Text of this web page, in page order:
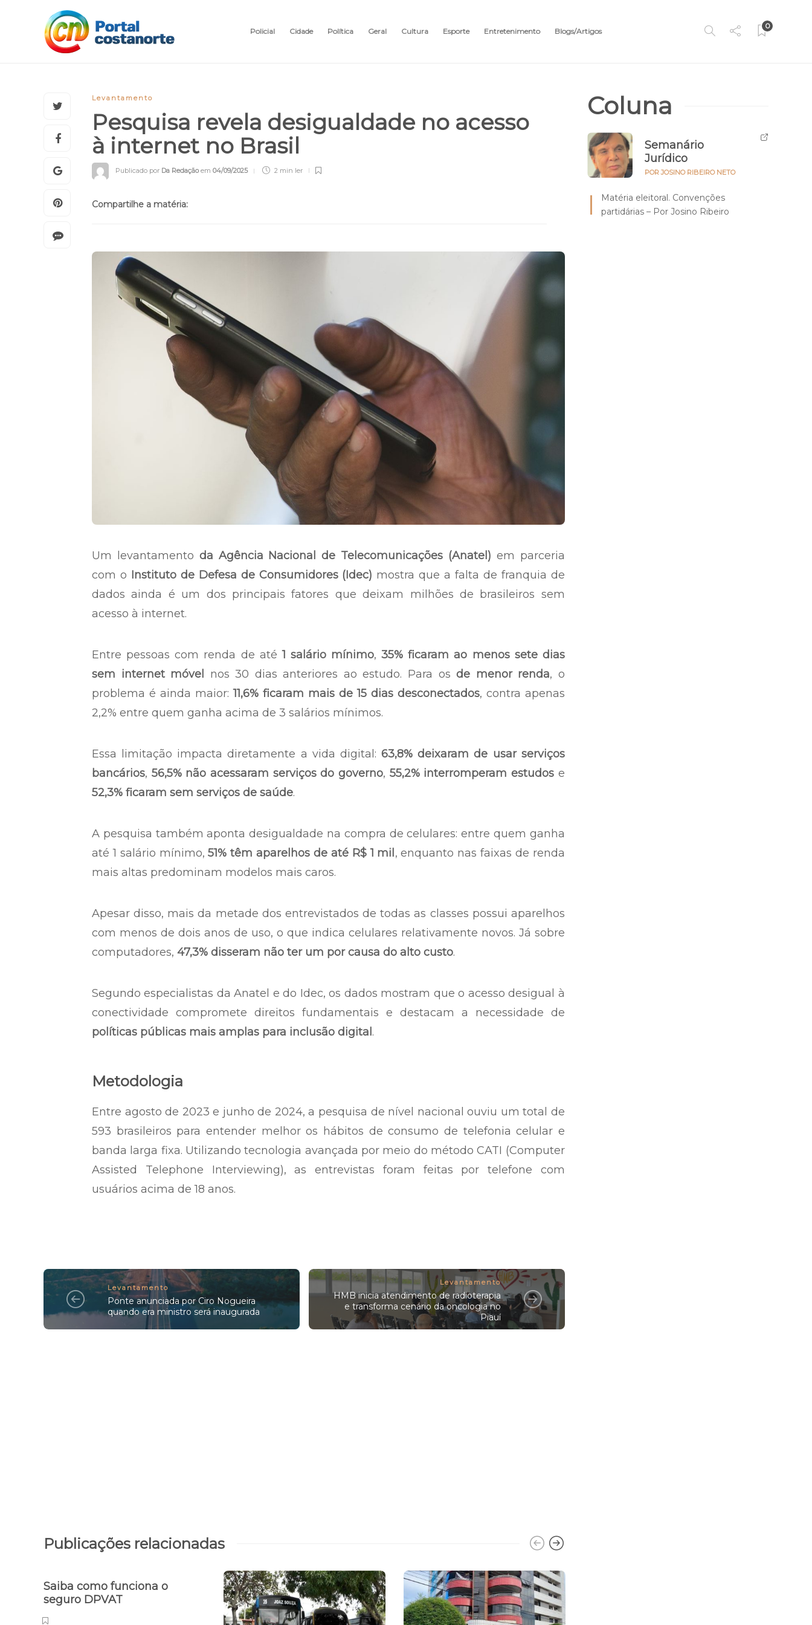
Policial Cidade Política Geral Cultura Esporte Entretenimento Blogs/Artigos
0
Levantamento
Pesquisa revela desigualdade no acesso
à internet no Brasil
Publicado por Da Redaçãoem 04/09/2025 2 min ler
Compartilhe a matéria:
Um levantamento da Agência Nacional de Telecomunicações (Anatel) em parceria
com o Instituto de Defesa de Consumidores (Idec) mostra que a falta de franquia de
dados ainda é um dos principais fatores que deixam milhões de brasileiros sem
acesso à internet.
Entre pessoas com renda de até1 salário mínimo,35% ficaram ao menos sete dias
sem internet móvel nos 30 dias anteriores ao estudo. Para osde menor renda, o
problema é ainda maior:11,6% ficaram mais de 15 dias desconectados, contra apenas
2,2% entre quem ganha acima de 3 salários mínimos.
Essa limitação impacta diretamente a vida digital:63,8% deixaram de usar serviços
bancários, 56,5% não acessaram serviços do governo, 55,2% interromperam estudos e
52,3% ficaram sem serviços de saúde.
A pesquisa também aponta desigualdade na compra de celulares: entre quem ganha
até 1 salário mínimo,51% têm aparelhos de até R$ 1 mil, enquanto nas faixas de renda
mais altas predominam modelos mais caros.
Apesar disso, mais da metade dos entrevistados de todas as classes possui aparelhos
com menos de dois anos de uso, o que indica celulares relativamente novos. Já sobre
computadores, 47,3% disseram não ter um por causa do alto custo.
Segundo especialistas da Anatel e do Idec, os dados mostram que o acesso desigual à
conectividade compromete direitos fundamentais e destacam a necessidade de
políticas públicas mais amplas para inclusão digital.
Metodologia
Entre agosto de 2023 e junho de 2024, a pesquisa de nível nacional ouviu um total de
593 brasileiros para entender melhor os hábitos de consumo de telefonia celular e
banda larga fixa. Utilizando tecnologia avançada por meio do método CATI (Computer
Assisted Telephone Interviewing), as entrevistas foram feitas por telefone com
usuários acima de 18 anos.
Levantamento
Ponte anunciada por Ciro Nogueira
quando era ministro será inaugurada
Levantamento
HMB inicia atendimento de radioterapia
e transforma cenário da oncologia no
Piauí
Publicações relacionadas
Saiba como funciona o
seguro DPVAT
Coluna
Semanário
Jurídico
POR JOSINO RIBEIRO NETO
Matéria eleitoral. Convenções
partidárias – Por Josino Ribeiro